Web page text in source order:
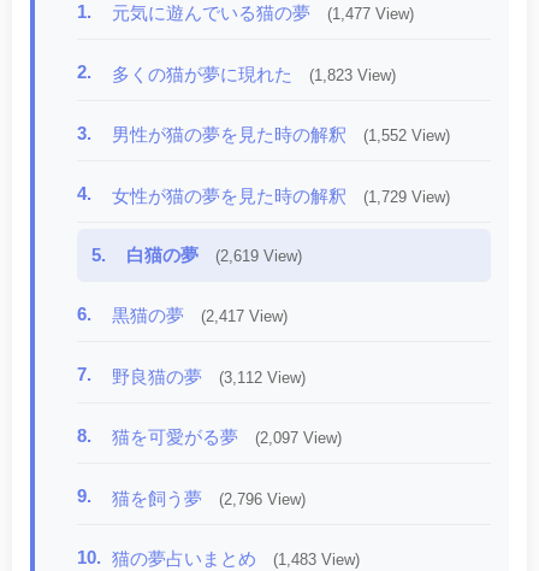
1. 元気に遊んでいる猫の夢 (1,477 View)
2. 多くの猫が夢に現れた (1,823 View)
3. 男性が猫の夢を見た時の解釈 (1,552 View)
4. 女性が猫の夢を見た時の解釈 (1,729 View)
5. 白猫の夢 (2,619 View)
6. 黒猫の夢 (2,417 View)
7. 野良猫の夢 (3,112 View)
8. 猫を可愛がる夢 (2,097 View)
9. 猫を飼う夢 (2,796 View)
10. 猫の夢占いまとめ (1,483 View)